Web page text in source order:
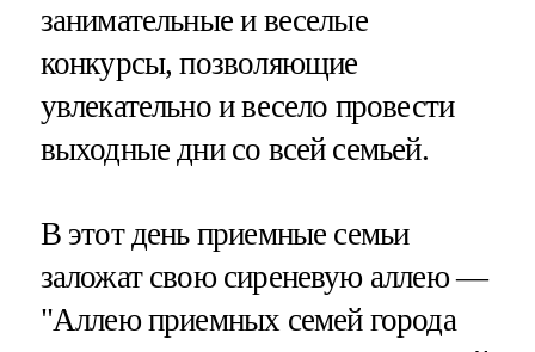
занимательные и веселые
конкурсы, позволяющие
увлекательно и весело провести
выходные дни со всей семьей.
В этот день приемные семьи
заложат свою сиреневую аллею —
"Аллею приемных семей города